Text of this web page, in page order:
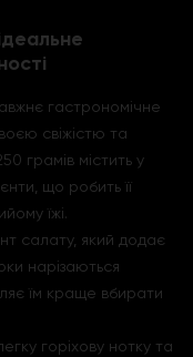
гастрономічне
свіжістю та
грамів містить у
що робить її
їжі.
салату, який додає
нарізаються
їм краще вбирати
горіхову нотку та